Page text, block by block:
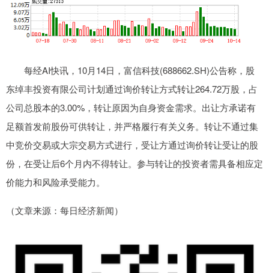
每经AI快讯，10月14日，富信科技(688662.SH)公告称，股
东绰丰投资有限公司计划通过询价转让方式转让264.72万股，占
公司总股本的3.00%，转让原因为自身资金需求。出让方承诺有
足额首发前股份可供转让，并严格履行有关义务。转让不通过集
中竞价交易或大宗交易方式进行，受让方通过询价转让受让的股
份，在受让后6个月内不得转让。参与转让的投资者需具备相应定
价能力和风险承受能力。
（文章来源：每日经济新闻）